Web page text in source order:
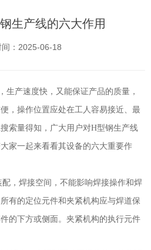
生产线的六大作用
间：2025-06-18
生产速度快，又能保证产品的质量，
，操作位置应处在工人容易接近、最
索量得知，广大用户对H型钢生产线
家一起来看看其设备的六大重要作
，焊接空间，不能影响焊接操作和焊
有的定位元件和夹紧机构应与焊道保
的下方或侧面。夹紧机构的执行元件